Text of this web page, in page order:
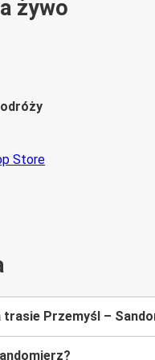
żywo
Przemyśl –